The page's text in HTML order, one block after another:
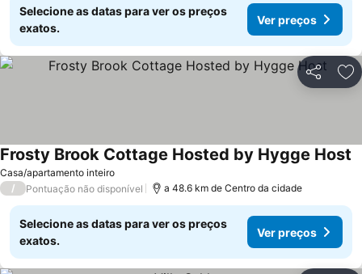
Selecione as datas para ver os preços
exatos.
Ver preços
Partilhar
Casa/apartamento inteiro
Frosty Brook Cottage Hosted by Hygge Host
/ Pontuação não disponível a 48.6 km de Centro da cidade
Selecione as datas para ver os preços
exatos.
Ver preços